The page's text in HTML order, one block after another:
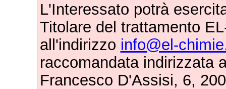
L'Interessato potrà
Titolare del trattamento
all'indirizzo info@el-
raccomandata indirizzata
Francesco D'Assisi, 6,